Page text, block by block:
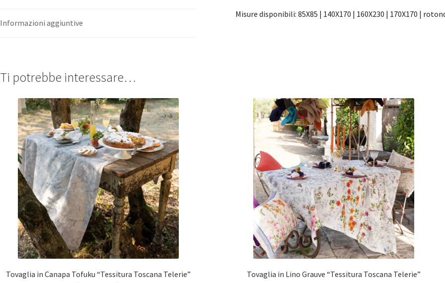
Informazioni aggiuntive
Misure disponibili: 85X85 | 140X170 | 160X230 | 170X170 |
Ti potrebbe interessare…
Tovaglia in Canapa Tofuku “Tessitura Toscana Telerie” Tovaglia in Lino Grauve “Tessitura Toscana Telerie”